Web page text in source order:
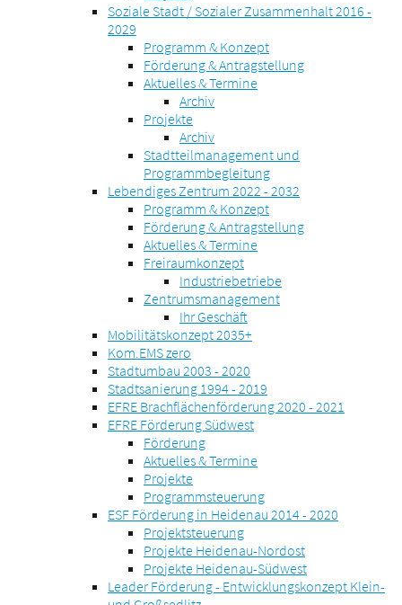
Soziale Stadt / Sozialer Zusammenhalt 2016 -
2029
Programm & Konzept
Förderung & Antragstellung
Aktuelles & Termine
Archiv
Projekte
Archiv
Stadtteilmanagement und
Programmbegleitung
Lebendiges Zentrum 2022 - 2032
Programm & Konzept
Förderung & Antragstellung
Aktuelles & Termine
Freiraumkonzept
Industriebetriebe
Zentrumsmanagement
Ihr Geschäft
Mobilitätskonzept 2035+
Kom.EMS zero
Stadtumbau 2003 - 2020
Stadtsanierung 1994 - 2019
EFRE Brachflächenförderung 2020 - 2021
EFRE Förderung Südwest
Förderung
Aktuelles & Termine
Projekte
Programmsteuerung
ESF Förderung in Heidenau 2014 - 2020
Projektsteuerung
Projekte Heidenau-Nordost
Projekte Heidenau-Südwest
Leader Förderung - Entwicklungskonzept Klein-